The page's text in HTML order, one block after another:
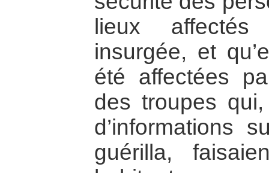
lieux
insurgée, et
été affectées
des troupes
d’informations
guérilla,